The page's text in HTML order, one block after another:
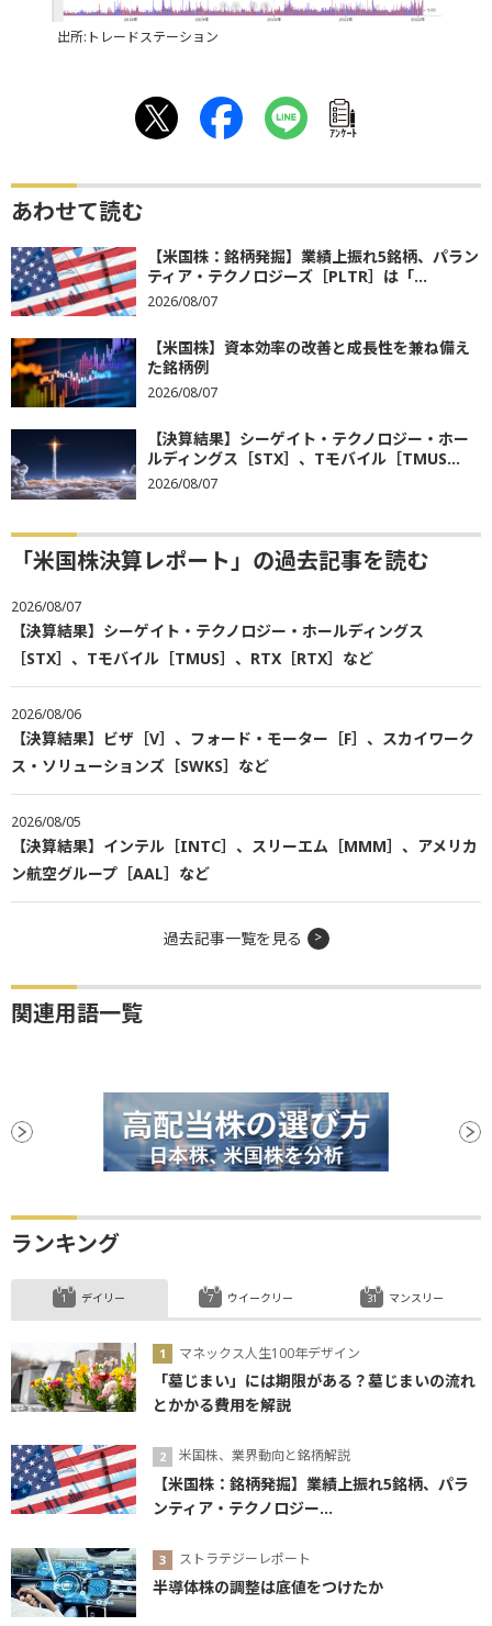
出所:トレードステーション
ｱﾝｹｰﾄ
あわせて読む
【米国株：銘柄発掘】業績上振れ5銘柄、パラン
ティア・テクノロジーズ［PLTR］は「...
2026/08/07
【米国株】資本効率の改善と成長性を兼ね備え
た銘柄例
2026/08/07
【決算結果】シーゲイト・テクノロジー・ホー
ルディングス［STX］、Tモバイル［TMUS...
2026/08/07
「米国株決算レポート」の過去記事を読む
2026/08/07
【決算結果】シーゲイト・テクノロジー・ホールディングス
［STX］、Tモバイル［TMUS］、RTX［RTX］など
2026/08/06
【決算結果】ビザ［V］、フォード・モーター［F］、スカイワーク
ス・ソリューションズ［SWKS］など
2026/08/05
【決算結果】インテル［INTC］、スリーエム［MMM］、アメリカ
ン航空グループ［AAL］など
過去記事一覧を見る
関連用語一覧
ランキング
デイリー
マネックス人生100年デザイン
「墓じまい」には期限がある？墓じまいの流れ
とかかる費用を解説
米国株、業界動向と銘柄解説
【米国株：銘柄発掘】業績上振れ5銘柄、パラ
ンティア・テクノロジー...
ストラテジーレポート
半導体株の調整は底値をつけたか
ウイークリー マンスリー